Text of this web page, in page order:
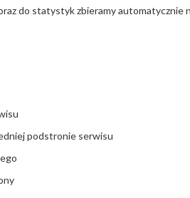
do statystyk zbieramy automatycznie
podstronie serwisu